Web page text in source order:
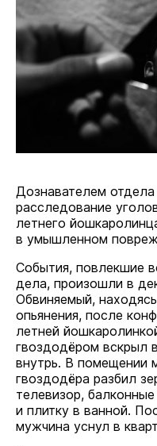
Дознавателем
расследование
летнего
в умышленном
События, повлекшие
дела, произошли в
Обвиняемый,
опьянения, после
летней
гвоздодёром вскрыл
внутрь. В помещении
гвоздодёра разбил
телевизор,
и плитку в ванной.
мужчина уснул в